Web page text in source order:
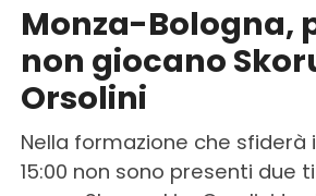
Monza-Bologna,
non giocano
Orsolini
Nella formazione che sfiderà
15:00 non sono presenti due